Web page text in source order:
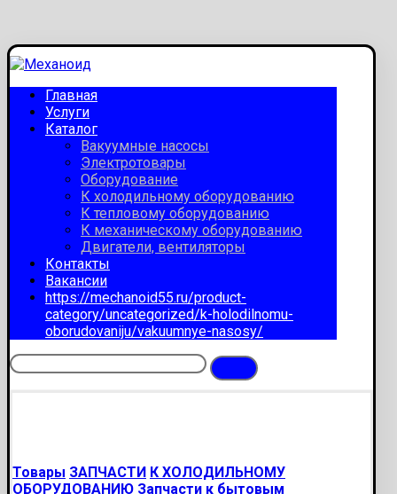
Главная
Услуги
Каталог
Вакуумные насосы
Электротовары
Оборудование
К холодильному оборудованию
К тепловому оборудованию
К механическому оборудованию
Двигатели, вентиляторы
Контакты
Вакансии
https://mechanoid55.ru/product-
category/uncategorized/k-holodilnomu-
oborudovaniju/vakuumnye-nasosy/
Товары ЗАПЧАСТИ К ХОЛОДИЛЬНОМУ
ОБОРУДОВАНИЮ Запчасти к бытовым